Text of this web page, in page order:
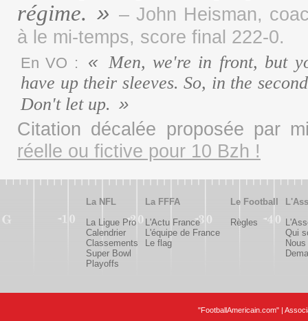
régime.
– John Heisman,
à le mi-temps, score final 222-0.
En VO :
Men, we're in front, but
have up their sleeves. So, in the
Don't let up.
Citation décalée proposée par
réelle ou fictive pour 10 Bzh !
La NFL
La Ligue Pro
Calendrier
Classements
Super Bowl
Playoffs
La FFFA
L'Actu France
L'équipe de France
Le flag
Le Football
Règles
Qui
"FootballAmericain.com" |